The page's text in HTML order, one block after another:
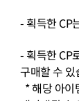
- 획득한CP
- 획득한CP
구매할 수 있
*해당 아이